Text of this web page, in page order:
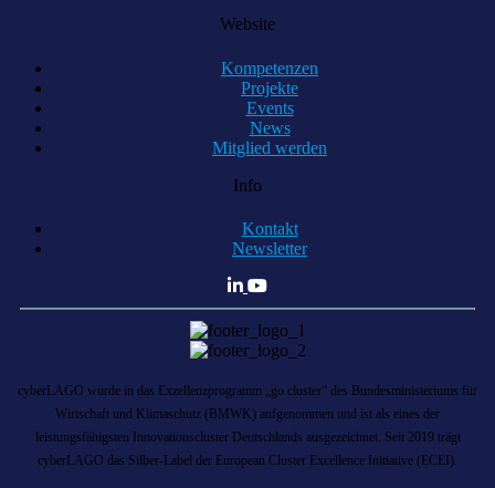
Website
Kompetenzen
Projekte
Events
News
Mitglied werden
Info
Kontakt
Newsletter
cyberLAGO wurde in das Exzellenzprogramm „go cluster“ des Bundesministeriums für
Wirtschaft und Klimaschutz (BMWK) aufgenommen und ist als eines der
leistungsfähigsten Innovationscluster Deutschlands ausgezeichnet. Seit 2019 trägt
cyberLAGO das Silber-Label der European Cluster Excellence Initiative (ECEI).